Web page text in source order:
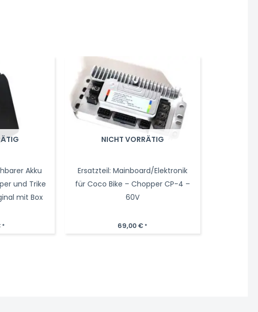
Akku
und Trike
mit Box
*
NICHT VORRÄTIG
Ersatzteil: Mainboard/Elektronik
für Coco Bike – Chopper CP-4 –
60V
69,00 € *